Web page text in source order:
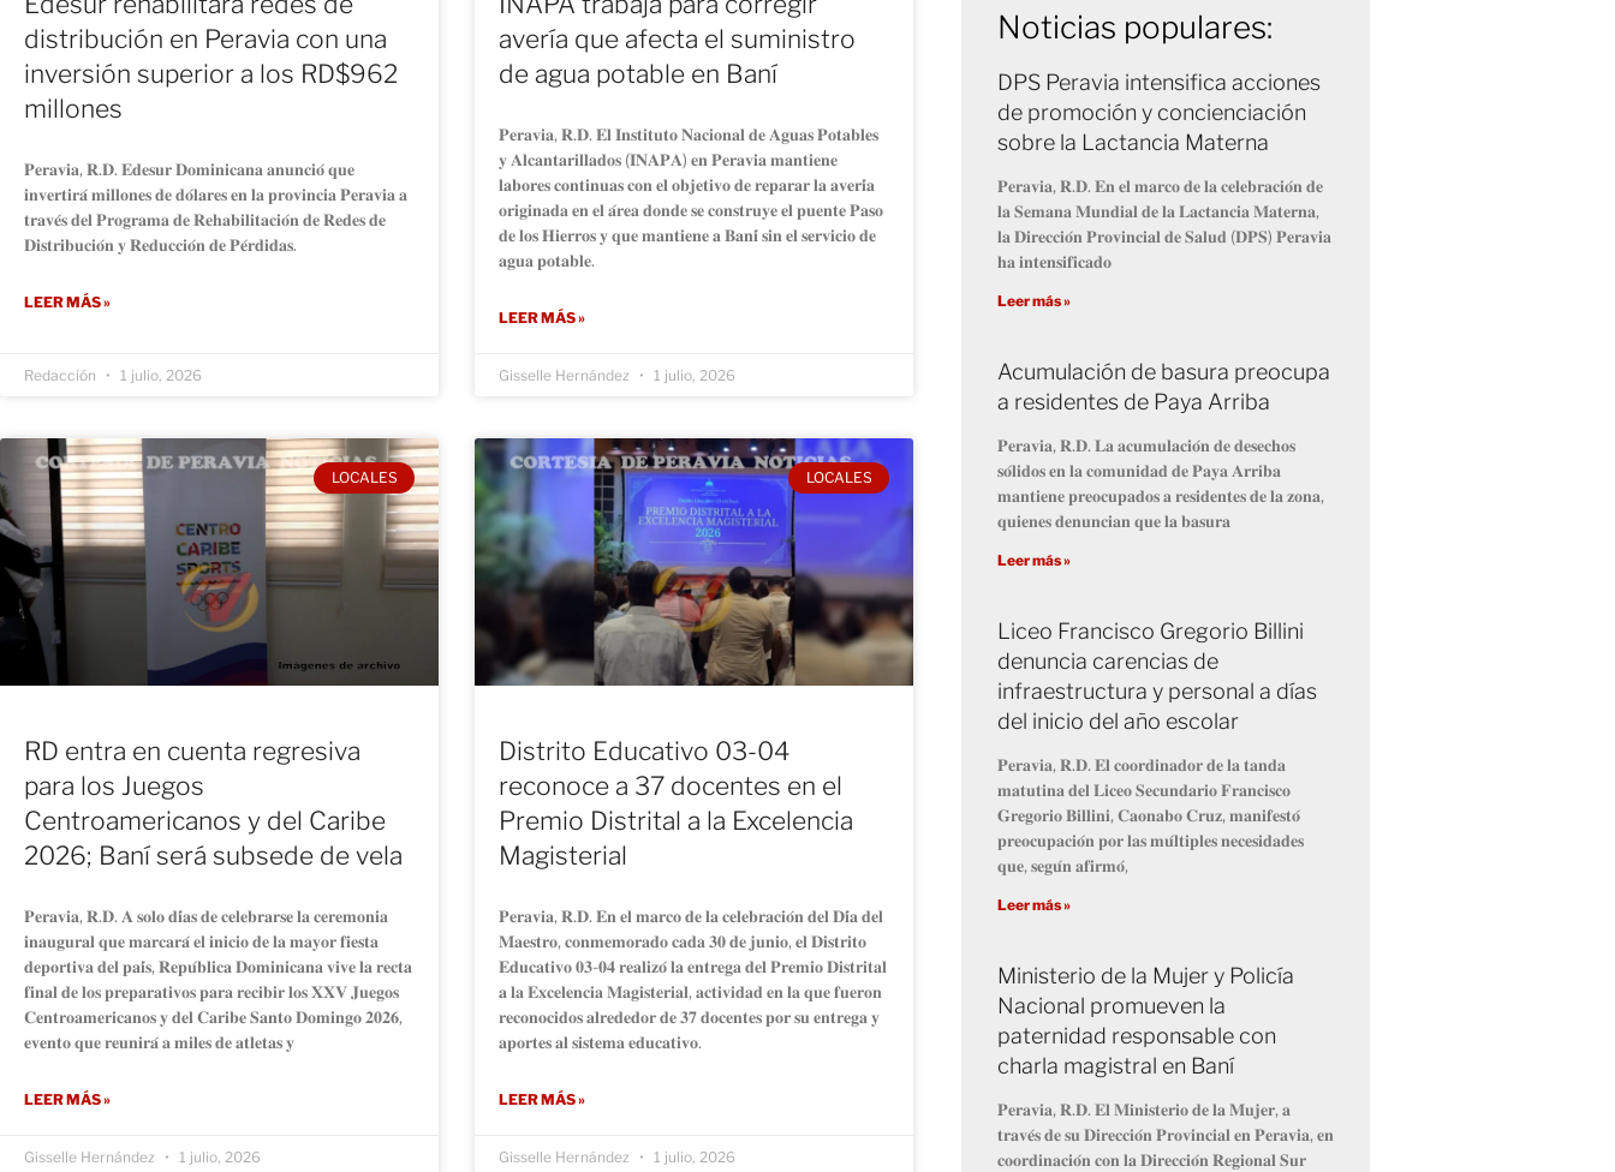
distribución en Peravia con una
inversión superior a los RD$962
millones
𝐏𝐞𝐫𝐚𝐯𝐢𝐚, 𝐑.𝐃. 𝐄𝐝𝐞𝐬𝐮𝐫 𝐃𝐨𝐦𝐢𝐧𝐢𝐜𝐚𝐧𝐚 𝐚𝐧𝐮𝐧𝐜𝐢𝐨́ 𝐪𝐮𝐞
𝐢𝐧𝐯𝐞𝐫𝐭𝐢𝐫𝐚́ 𝐦𝐢𝐥𝐥𝐨𝐧𝐞𝐬 𝐝𝐞 𝐝𝐨́𝐥𝐚𝐫𝐞𝐬 𝐞𝐧 𝐥𝐚 𝐩𝐫𝐨𝐯𝐢𝐧𝐜𝐢𝐚 𝐏𝐞𝐫𝐚𝐯𝐢𝐚 𝐚
𝐭𝐫𝐚𝐯𝐞́𝐬 𝐝𝐞𝐥 𝐏𝐫𝐨𝐠𝐫𝐚𝐦𝐚 𝐝𝐞 𝐑𝐞𝐡𝐚𝐛𝐢𝐥𝐢𝐭𝐚𝐜𝐢𝐨́𝐧 𝐝𝐞 𝐑𝐞𝐝𝐞𝐬 𝐝𝐞
𝐃𝐢𝐬𝐭𝐫𝐢𝐛𝐮𝐜𝐢𝐨́𝐧 𝐲 𝐑𝐞𝐝𝐮𝐜𝐜𝐢𝐨́𝐧 𝐝𝐞 𝐏𝐞́𝐫𝐝𝐢𝐝𝐚𝐬.
LEER MÁS »
Redacción 1 julio, 2026
avería que afecta el suministro
de agua potable en Baní
𝐏𝐞𝐫𝐚𝐯𝐢𝐚, 𝐑.𝐃. 𝐄𝐥 𝐈𝐧𝐬𝐭𝐢𝐭𝐮𝐭𝐨 𝐍𝐚𝐜𝐢𝐨𝐧𝐚𝐥 𝐝𝐞 𝐀𝐠𝐮𝐚𝐬 𝐏𝐨𝐭𝐚𝐛𝐥𝐞𝐬
𝐲 𝐀𝐥𝐜𝐚𝐧𝐭𝐚𝐫𝐢𝐥𝐥𝐚𝐝𝐨𝐬 (𝐈𝐍𝐀𝐏𝐀) 𝐞𝐧 𝐏𝐞𝐫𝐚𝐯𝐢𝐚 𝐦𝐚𝐧𝐭𝐢𝐞𝐧𝐞
𝐥𝐚𝐛𝐨𝐫𝐞𝐬 𝐜𝐨𝐧𝐭𝐢𝐧𝐮𝐚𝐬 𝐜𝐨𝐧 𝐞𝐥 𝐨𝐛𝐣𝐞𝐭𝐢𝐯𝐨 𝐝𝐞 𝐫𝐞𝐩𝐚𝐫𝐚𝐫 𝐥𝐚 𝐚𝐯𝐞𝐫𝐢́𝐚
𝐨𝐫𝐢𝐠𝐢𝐧𝐚𝐝𝐚 𝐞𝐧 𝐞𝐥 𝐚́𝐫𝐞𝐚 𝐝𝐨𝐧𝐝𝐞 𝐬𝐞 𝐜𝐨𝐧𝐬𝐭𝐫𝐮𝐲𝐞 𝐞𝐥 𝐩𝐮𝐞𝐧𝐭𝐞 𝐏𝐚𝐬𝐨
𝐝𝐞 𝐥𝐨𝐬 𝐇𝐢𝐞𝐫𝐫𝐨𝐬 𝐲 𝐪𝐮𝐞 𝐦𝐚𝐧𝐭𝐢𝐞𝐧𝐞 𝐚 𝐁𝐚𝐧𝐢́ 𝐬𝐢𝐧 𝐞𝐥 𝐬𝐞𝐫𝐯𝐢𝐜𝐢𝐨 𝐝𝐞
𝐚𝐠𝐮𝐚 𝐩𝐨𝐭𝐚𝐛𝐥𝐞.
LEER MÁS »
Gisselle Hernández 1 julio, 2026
LOCALES
RD entra en cuenta regresiva
para los Juegos
Centroamericanos y del Caribe
2026; Baní será subsede de vela
𝐏𝐞𝐫𝐚𝐯𝐢𝐚, 𝐑.𝐃. 𝐀 𝐬𝐨𝐥𝐨 𝐝𝐢́𝐚𝐬 𝐝𝐞 𝐜𝐞𝐥𝐞𝐛𝐫𝐚𝐫𝐬𝐞 𝐥𝐚 𝐜𝐞𝐫𝐞𝐦𝐨𝐧𝐢𝐚
𝐢𝐧𝐚𝐮𝐠𝐮𝐫𝐚𝐥 𝐪𝐮𝐞 𝐦𝐚𝐫𝐜𝐚𝐫𝐚́ 𝐞𝐥 𝐢𝐧𝐢𝐜𝐢𝐨 𝐝𝐞 𝐥𝐚 𝐦𝐚𝐲𝐨𝐫 𝐟𝐢𝐞𝐬𝐭𝐚
𝐝𝐞𝐩𝐨𝐫𝐭𝐢𝐯𝐚 𝐝𝐞𝐥 𝐩𝐚𝐢́𝐬, 𝐑𝐞𝐩𝐮́𝐛𝐥𝐢𝐜𝐚 𝐃𝐨𝐦𝐢𝐧𝐢𝐜𝐚𝐧𝐚 𝐯𝐢𝐯𝐞 𝐥𝐚 𝐫𝐞𝐜𝐭𝐚
𝐟𝐢𝐧𝐚𝐥 𝐝𝐞 𝐥𝐨𝐬 𝐩𝐫𝐞𝐩𝐚𝐫𝐚𝐭𝐢𝐯𝐨𝐬 𝐩𝐚𝐫𝐚 𝐫𝐞𝐜𝐢𝐛𝐢𝐫 𝐥𝐨𝐬 𝐗𝐗𝐕 𝐉𝐮𝐞𝐠𝐨𝐬
𝐂𝐞𝐧𝐭𝐫𝐨𝐚𝐦𝐞𝐫𝐢𝐜𝐚𝐧𝐨𝐬 𝐲 𝐝𝐞𝐥 𝐂𝐚𝐫𝐢𝐛𝐞 𝐒𝐚𝐧𝐭𝐨 𝐃𝐨𝐦𝐢𝐧𝐠𝐨 𝟐𝟎𝟐𝟔,
𝐞𝐯𝐞𝐧𝐭𝐨 𝐪𝐮𝐞 𝐫𝐞𝐮𝐧𝐢𝐫𝐚́ 𝐚 𝐦𝐢𝐥𝐞𝐬 𝐝𝐞 𝐚𝐭𝐥𝐞𝐭𝐚𝐬 𝐲
LEER MÁS »
Gisselle Hernández 1 julio, 2026
LOCALES
Distrito Educativo 03-04
reconoce a 37 docentes en el
Premio Distrital a la Excelencia
Magisterial
𝐏𝐞𝐫𝐚𝐯𝐢𝐚, 𝐑.𝐃. 𝐄𝐧 𝐞𝐥 𝐦𝐚𝐫𝐜𝐨 𝐝𝐞 𝐥𝐚 𝐜𝐞𝐥𝐞𝐛𝐫𝐚𝐜𝐢𝐨́𝐧 𝐝𝐞𝐥 𝐃𝐢́𝐚 𝐝𝐞𝐥
𝐌𝐚𝐞𝐬𝐭𝐫𝐨, 𝐜𝐨𝐧𝐦𝐞𝐦𝐨𝐫𝐚𝐝𝐨 𝐜𝐚𝐝𝐚 𝟑𝟎 𝐝𝐞 𝐣𝐮𝐧𝐢𝐨, 𝐞𝐥 𝐃𝐢𝐬𝐭𝐫𝐢𝐭𝐨
𝐄𝐝𝐮𝐜𝐚𝐭𝐢𝐯𝐨 𝟎𝟑-𝟎𝟒 𝐫𝐞𝐚𝐥𝐢𝐳𝐨́ 𝐥𝐚 𝐞𝐧𝐭𝐫𝐞𝐠𝐚 𝐝𝐞𝐥 𝐏𝐫𝐞𝐦𝐢𝐨 𝐃𝐢𝐬𝐭𝐫𝐢𝐭𝐚𝐥
𝐚 𝐥𝐚 𝐄𝐱𝐜𝐞𝐥𝐞𝐧𝐜𝐢𝐚 𝐌𝐚𝐠𝐢𝐬𝐭𝐞𝐫𝐢𝐚𝐥, 𝐚𝐜𝐭𝐢𝐯𝐢𝐝𝐚𝐝 𝐞𝐧 𝐥𝐚 𝐪𝐮𝐞 𝐟𝐮𝐞𝐫𝐨𝐧
𝐫𝐞𝐜𝐨𝐧𝐨𝐜𝐢𝐝𝐨𝐬 𝐚𝐥𝐫𝐞𝐝𝐞𝐝𝐨𝐫 𝐝𝐞 𝟑𝟕 𝐝𝐨𝐜𝐞𝐧𝐭𝐞𝐬 𝐩𝐨𝐫 𝐬𝐮 𝐞𝐧𝐭𝐫𝐞𝐠𝐚 𝐲
𝐚𝐩𝐨𝐫𝐭𝐞𝐬 𝐚𝐥 𝐬𝐢𝐬𝐭𝐞𝐦𝐚 𝐞𝐝𝐮𝐜𝐚𝐭𝐢𝐯𝐨.
LEER MÁS »
Gisselle Hernández 1 julio, 2026
Noticias populares:
DPS Peravia intensifica acciones
de promoción y concienciación
sobre la Lactancia Materna
𝐏𝐞𝐫𝐚𝐯𝐢𝐚, 𝐑.𝐃. 𝐄𝐧 𝐞𝐥 𝐦𝐚𝐫𝐜𝐨 𝐝𝐞 𝐥𝐚 𝐜𝐞𝐥𝐞𝐛𝐫𝐚𝐜𝐢𝐨́𝐧 𝐝𝐞
𝐥𝐚 𝐒𝐞𝐦𝐚𝐧𝐚 𝐌𝐮𝐧𝐝𝐢𝐚𝐥 𝐝𝐞 𝐥𝐚 𝐋𝐚𝐜𝐭𝐚𝐧𝐜𝐢𝐚 𝐌𝐚𝐭𝐞𝐫𝐧𝐚,
𝐥𝐚 𝐃𝐢𝐫𝐞𝐜𝐜𝐢𝐨́𝐧 𝐏𝐫𝐨𝐯𝐢𝐧𝐜𝐢𝐚𝐥 𝐝𝐞 𝐒𝐚𝐥𝐮𝐝 (𝐃𝐏𝐒) 𝐏𝐞𝐫𝐚𝐯𝐢𝐚
𝐡𝐚 𝐢𝐧𝐭𝐞𝐧𝐬𝐢𝐟𝐢𝐜𝐚𝐝𝐨
Leer más »
Acumulación de basura preocupa
a residentes de Paya Arriba
𝐏𝐞𝐫𝐚𝐯𝐢𝐚, 𝐑.𝐃. 𝐋𝐚 𝐚𝐜𝐮𝐦𝐮𝐥𝐚𝐜𝐢𝐨́𝐧 𝐝𝐞 𝐝𝐞𝐬𝐞𝐜𝐡𝐨𝐬
𝐬𝐨́𝐥𝐢𝐝𝐨𝐬 𝐞𝐧 𝐥𝐚 𝐜𝐨𝐦𝐮𝐧𝐢𝐝𝐚𝐝 𝐝𝐞 𝐏𝐚𝐲𝐚 𝐀𝐫𝐫𝐢𝐛𝐚
𝐦𝐚𝐧𝐭𝐢𝐞𝐧𝐞 𝐩𝐫𝐞𝐨𝐜𝐮𝐩𝐚𝐝𝐨𝐬 𝐚 𝐫𝐞𝐬𝐢𝐝𝐞𝐧𝐭𝐞𝐬 𝐝𝐞 𝐥𝐚 𝐳𝐨𝐧𝐚,
𝐪𝐮𝐢𝐞𝐧𝐞𝐬 𝐝𝐞𝐧𝐮𝐧𝐜𝐢𝐚𝐧 𝐪𝐮𝐞 𝐥𝐚 𝐛𝐚𝐬𝐮𝐫𝐚
Leer más »
Liceo Francisco Gregorio Billini
denuncia carencias de
infraestructura y personal a días
del inicio del año escolar
𝐏𝐞𝐫𝐚𝐯𝐢𝐚, 𝐑.𝐃. 𝐄𝐥 𝐜𝐨𝐨𝐫𝐝𝐢𝐧𝐚𝐝𝐨𝐫 𝐝𝐞 𝐥𝐚 𝐭𝐚𝐧𝐝𝐚
𝐦𝐚𝐭𝐮𝐭𝐢𝐧𝐚 𝐝𝐞𝐥 𝐋𝐢𝐜𝐞𝐨 𝐒𝐞𝐜𝐮𝐧𝐝𝐚𝐫𝐢𝐨 𝐅𝐫𝐚𝐧𝐜𝐢𝐬𝐜𝐨
𝐆𝐫𝐞𝐠𝐨𝐫𝐢𝐨 𝐁𝐢𝐥𝐥𝐢𝐧𝐢, 𝐂𝐚𝐨𝐧𝐚𝐛𝐨 𝐂𝐫𝐮𝐳, 𝐦𝐚𝐧𝐢𝐟𝐞𝐬𝐭𝐨́
𝐩𝐫𝐞𝐨𝐜𝐮𝐩𝐚𝐜𝐢𝐨́𝐧 𝐩𝐨𝐫 𝐥𝐚𝐬 𝐦𝐮́𝐥𝐭𝐢𝐩𝐥𝐞𝐬 𝐧𝐞𝐜𝐞𝐬𝐢𝐝𝐚𝐝𝐞𝐬
𝐪𝐮𝐞, 𝐬𝐞𝐠𝐮́𝐧 𝐚𝐟𝐢𝐫𝐦𝐨́,
Leer más »
Ministerio de la Mujer y Policía
Nacional promueven la
paternidad responsable con
charla magistral en Baní
𝐏𝐞𝐫𝐚𝐯𝐢𝐚, 𝐑.𝐃. 𝐄𝐥 𝐌𝐢𝐧𝐢𝐬𝐭𝐞𝐫𝐢𝐨 𝐝𝐞 𝐥𝐚 𝐌𝐮𝐣𝐞𝐫, 𝐚
𝐭𝐫𝐚𝐯𝐞́𝐬 𝐝𝐞 𝐬𝐮 𝐃𝐢𝐫𝐞𝐜𝐜𝐢𝐨́𝐧 𝐏𝐫𝐨𝐯𝐢𝐧𝐜𝐢𝐚𝐥 𝐞𝐧 𝐏𝐞𝐫𝐚𝐯𝐢𝐚, 𝐞𝐧
𝐜𝐨𝐨𝐫𝐝𝐢𝐧𝐚𝐜𝐢𝐨́𝐧 𝐜𝐨𝐧 𝐥𝐚 𝐃𝐢𝐫𝐞𝐜𝐜𝐢𝐨́𝐧 𝐑𝐞𝐠𝐢𝐨𝐧𝐚𝐥 𝐒𝐮𝐫